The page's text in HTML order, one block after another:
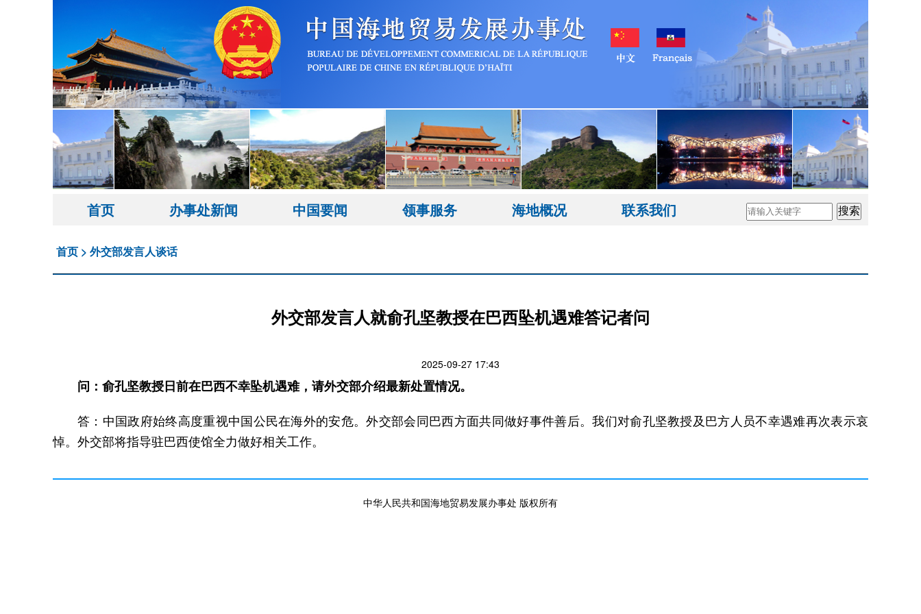
首页 办事处新闻 中国要闻 领事服务 海地概况 联系我们 搜索
首页 > 外交部发言人谈话
外交部发言人就俞孔坚教授在巴西坠机遇难答记者问
2025-09-27 17:43
问：俞孔坚教授日前在巴西不幸坠机遇难，请外交部介绍最新处置情况。
答：中国政府始终高度重视中国公民在海外的安危。外交部会同巴西方面共同做好事件善后。我们对俞孔坚教授及巴方人员不幸遇难再次表示哀
悼。外交部将指导驻巴西使馆全力做好相关工作。
中华人民共和国海地贸易发展办事处 版权所有